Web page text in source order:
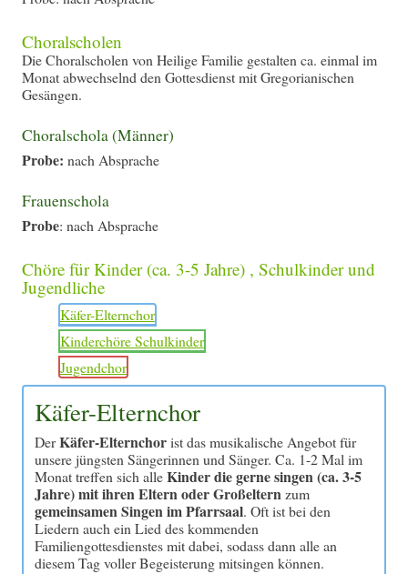
Choralscholen
Die Choralscholen von Heilige Familie gestalten ca. einmal im
Monat abwechselnd den Gottesdienst mit Gregorianischen
Gesängen.
Choralschola (Männer)
Probe: nach Absprache
Frauenschola
Probe: nach Absprache
Chöre für Kinder (ca. 3-5 Jahre) , Schulkinder und
Jugendliche
Käfer-Elternchor
Kinderchöre Schulkinder
Jugendchor
Käfer-Elternchor
DerKäfer-Elternchorist das musikalische Angebot für
unsere jüngsten Sängerinnen und Sänger. Ca. 1-2 Mal im
Monat treffen sich alleKinder die gerne singen (ca. 3-5
Jahre) mit ihren Eltern oder Großelternzum
gemeinsamen Singen im Pfarrsaal. Oft ist bei den
Liedern auch ein Lied des kommenden
Familiengottesdienstes mit dabei, sodass dann alle an
diesem Tag voller Begeisterung mitsingen können.